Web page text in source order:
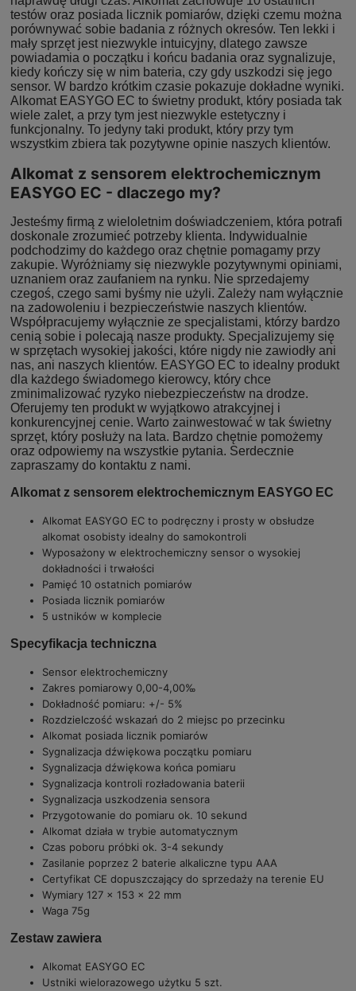
testów oraz posiada licznik pomiarów, dzięki czemu można
porównywać sobie badania z różnych okresów. Ten lekki i
mały sprzęt jest niezwykle intuicyjny, dlatego zawsze
powiadamia o początku i końcu badania oraz sygnalizuje,
kiedy kończy się w nim bateria, czy gdy uszkodzi się jego
sensor. W bardzo krótkim czasie pokazuje dokładne wyniki.
Alkomat EASYGO EC to świetny produkt, który posiada tak
wiele zalet, a przy tym jest niezwykle estetyczny i
funkcjonalny. To jedyny taki produkt, który przy tym
wszystkim zbiera tak pozytywne opinie naszych klientów.
Alkomat z sensorem elektrochemicznym
EASYGO EC - dlaczego my?
Jesteśmy firmą z wieloletnim doświadczeniem, która potrafi
doskonale zrozumieć potrzeby klienta. Indywidualnie
podchodzimy do każdego oraz chętnie pomagamy przy
zakupie. Wyróżniamy się niezwykle pozytywnymi opiniami,
uznaniem oraz zaufaniem na rynku. Nie sprzedajemy
czegoś, czego sami byśmy nie użyli. Zależy nam wyłącznie
na zadowoleniu i bezpieczeństwie naszych klientów.
Współpracujemy wyłącznie ze specjalistami, którzy bardzo
cenią sobie i polecają nasze produkty. Specjalizujemy się
w sprzętach wysokiej jakości, które nigdy nie zawiodły ani
nas, ani naszych klientów. EASYGO EC to idealny produkt
dla każdego świadomego kierowcy, który chce
zminimalizować ryzyko niebezpieczeństw na drodze.
Oferujemy ten produkt w wyjątkowo atrakcyjnej i
konkurencyjnej cenie. Warto zainwestować w tak świetny
sprzęt, który posłuży na lata. Bardzo chętnie pomożemy
oraz odpowiemy na wszystkie pytania. Serdecznie
zapraszamy do kontaktu z nami.
Alkomat z sensorem elektrochemicznym EASYGO EC
Alkomat EASYGO EC to podręczny i prosty w obsłudze
alkomat osobisty idealny do samokontroli
Wyposażony w elektrochemiczny sensor o wysokiej
dokładności i trwałości
Pamięć 10 ostatnich pomiarów
Posiada licznik pomiarów
5 ustników w komplecie
Specyfikacja techniczna
Sensor elektrochemiczny
Zakres pomiarowy 0,00-4,00‰
Dokładność pomiaru: +/- 5%
Rozdzielczość wskazań do 2 miejsc po przecinku
Alkomat posiada licznik pomiarów
Sygnalizacja dźwiękowa początku pomiaru
Sygnalizacja dźwiękowa końca pomiaru
Sygnalizacja kontroli rozładowania baterii
Sygnalizacja uszkodzenia sensora
Przygotowanie do pomiaru ok. 10 sekund
Alkomat działa w trybie automatycznym
Czas poboru próbki ok. 3-4 sekundy
Zasilanie poprzez 2 baterie alkaliczne typu AAA
Certyfikat CE dopuszczający do sprzedaży na terenie EU
Wymiary 127 x 153 x 22 mm
Waga 75g
Zestaw zawiera
Alkomat EASYGO EC
Ustniki wielorazowego użytku 5 szt.